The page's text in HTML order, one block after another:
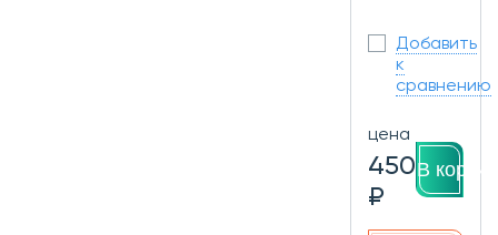
Добавить
к
сравнению
цена
450
₽
В